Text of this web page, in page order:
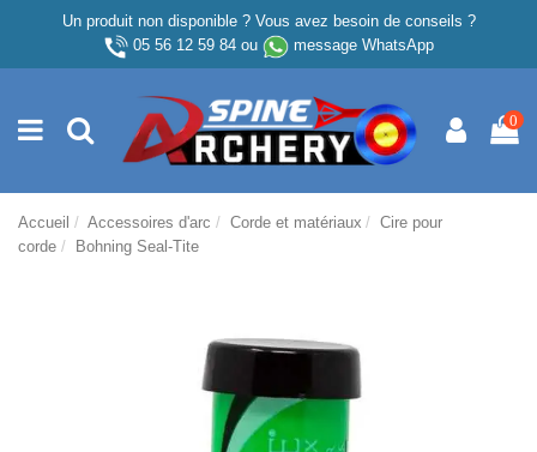
Un produit non disponible ? Vous avez besoin de conseils ?
05 56 12 59 84ou message WhatsApp
0
Accueil Accessoires d'arc Corde et matériaux
Cire pour
corde
Bohning Seal-Tite